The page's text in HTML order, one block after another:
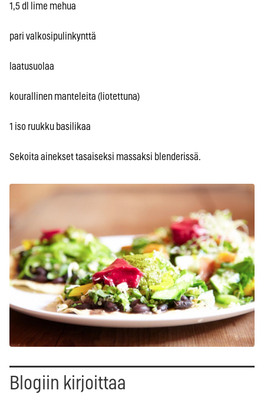
1,5 dl lime mehua
pari valkosipulinkynttä
laatusuolaa
kourallinen manteleita (liotettuna)
1 iso ruukku basilikaa
Sekoita ainekset tasaiseksi massaksi blenderissä.
Blogiin kirjoittaa